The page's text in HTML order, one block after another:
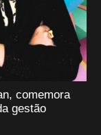
comemora
gestão